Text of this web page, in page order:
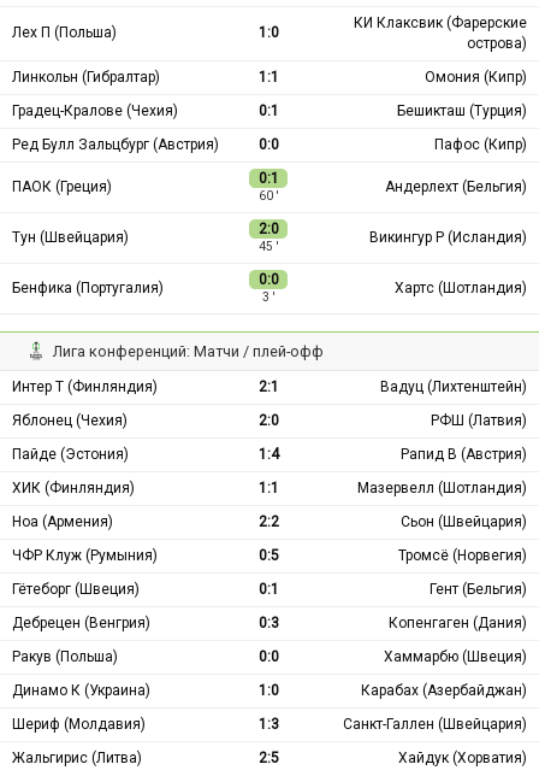
Лех П (Польша) 1:0
КИ Клаксвик (Фарерские
острова)
Линкольн (Гибралтар)
1:1
Омония (Кипр)
Градец-Кралове (Чехия)
0:1
Бешикташ (Турция)
Ред Булл Зальцбург (Австрия)
0:0 Пафос (Кипр)
ПАОК (Греция) 0:1
60 ′
Андерлехт (Бельгия)
Тун (Швейцария) 2:0
45 ′
Викингур Р (Исландия)
Бенфика (Португалия) 0:0
3 ′
Хартс (Шотландия)
Лига конференций: Матчи / плей-офф
Интер Т (Финляндия) 2:1
Вадуц (Лихтенштейн)
Яблонец (Чехия)
2:0
РФШ (Латвия)
Пайде (Эстония)
1:4
Рапид В (Австрия)
ХИК (Финляндия)
1:1
Мазервелл (Шотландия)
Ноа (Армения)
2:2
Сьон (Швейцария)
ЧФР Клуж (Румыния)
0:5
Тромсё (Норвегия)
Гётеборг (Швеция)
0:1
Гент (Бельгия)
Дебрецен (Венгрия)
0:3
Копенгаген (Дания)
Ракув (Польша)
0:0
Хаммарбю (Швеция)
Динамо К (Украина)
1:0
Карабах (Азербайджан)
Шериф (Молдавия)
1:3
Санкт-Галлен (Швейцария)
Жальгирис (Литва)
2:5
Хайдук (Хорватия)